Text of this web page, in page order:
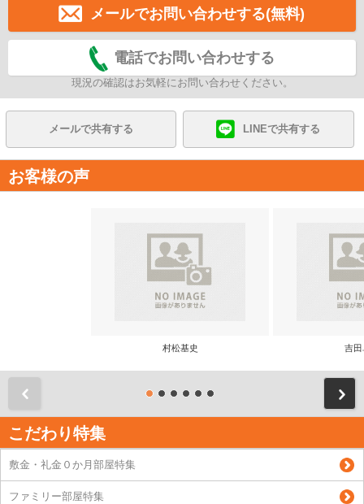
メールでお問い合わせする(無料)
電話でお問い合わせする
現況の確認はお気軽にお問い合わせください。
メールで共有する LINEで共有する
お客様の声
村松基史 吉田
こだわり特集
敷金・礼金０か月部屋特集
ファミリー部屋特集